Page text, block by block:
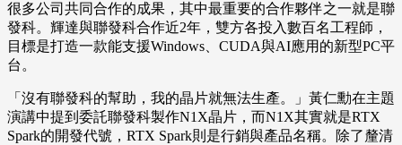
很多公司共同合作的成果，其中最重要的合作夥伴之一就是聯
發科。輝達與聯發科合作近2年，雙方各投入數百名工程師，
目標是打造一款能支援Windows、CUDA與AI應用的新型PC平
台。
「沒有聯發科的幫助，我的晶片就無法生產。」黃仁勳在主題
演講中提到委託聯發科製作N1X晶片，而N1X其實就是RTX
Spark的開發代號，RTX Spark則是行銷與產品名稱。除了釐清